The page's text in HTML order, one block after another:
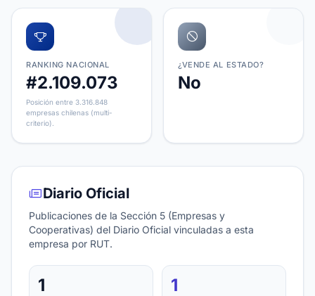
RANKING NACIONAL
#2.109.073
Posición entre 3.316.848
empresas chilenas (multi-
criterio).
¿VENDE AL ESTADO?
No
Diario Oficial
Publicaciones de la Sección 5 (Empresas y
Cooperativas) del Diario Oficial vinculadas a esta
empresa por RUT.
1 1